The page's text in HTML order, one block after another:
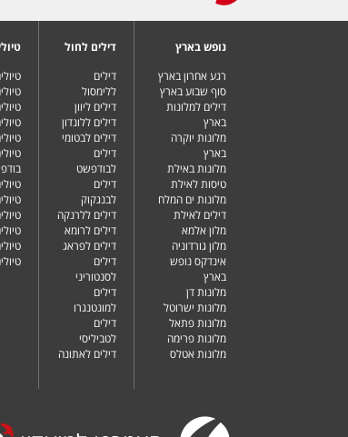
נופש בארץ
רגע אחרון בארץ
סוף שבוע בארץ
דילים למלונות
בארץ
מלונות יוקרה
בארץ
מלונות באילת
טיסות לאילת
מלונות ים המלח
דילים לאילת
מלון אלמא
מלון גורדוניה
אינדקס נופש
בארץ
מלונות דן
מלונות ישרוטל
מלונות פתאל
מלונות פרימה
מלונות אטלס
דילים לחול
דילים
ללימסול
דילים ליוון
דילים ללונדון
דילים לבטומי
דילים
לבודפשט
דילים
לבנגקוק
דילים ללרנקה
דילים לרומא
דילים לפראג
דילים
לסנטוריני
דילים
למונטנגרו
דילים
לטביליסי
דילים לאתונה